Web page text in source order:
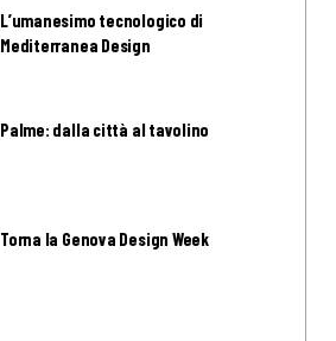
L’umanesimo tecnologico di
Mediterranea Design
Palme: dalla città al tavolino
Torna la Genova Design Week